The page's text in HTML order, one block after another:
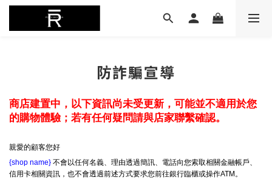
防詐騙宣導
商店建置中，以下資訊尚未受更新，可能並不適用於您
的購物體驗；若有任何疑問請與店家聯繫確認。
親愛的顧客您好
{shop name} 不會以任何名義、理由透過簡訊、電話向您索取相關金融帳戶、
信用卡相關資訊，也不會透過前述方式要求您前往銀行臨櫃或操作ATM。